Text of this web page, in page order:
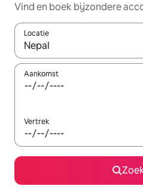
Vind en boek bijzondere
Locatie
Wanneer er suggesties
Aankomst
Vertrek